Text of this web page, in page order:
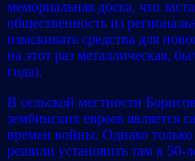
мемориальная доска, что
общественность из
изыскивать средства для
на этот раз металлическая,
года).
В сельской местности
зембинских евреев является
времен войны. Однако
решили установить там к 50-